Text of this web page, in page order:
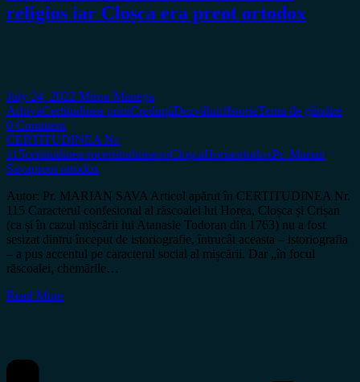
religios iar Cloșca era preot ortodox
July 24, 2022 Miron Manega
ArhivaCertitudinea printCredințăDezvăluiriIstorieTema de gândire
0 Comment
CERTITUDINEA Nr.
115certitudinea.rocertitudinea.roCloșcaHoriaortodoxPr. Marian
Savapreot ortodox
Autor: Pr. MARIAN SAVA Articol apărut în CERTITUDINEA Nr.
115 Caracterul confesional al răscoalei lui Horea, Cloșca și Crișan
(ca și în cazul mișcării lui Atanasie Todoran din 1763) nu a fost
sesizat dintru început de istoriografie, întrucât aceasta – istoriografia
– a pus accentul pe caracterul social al mișcării. Dar „în focul
răscoalei, chemările…
Read More